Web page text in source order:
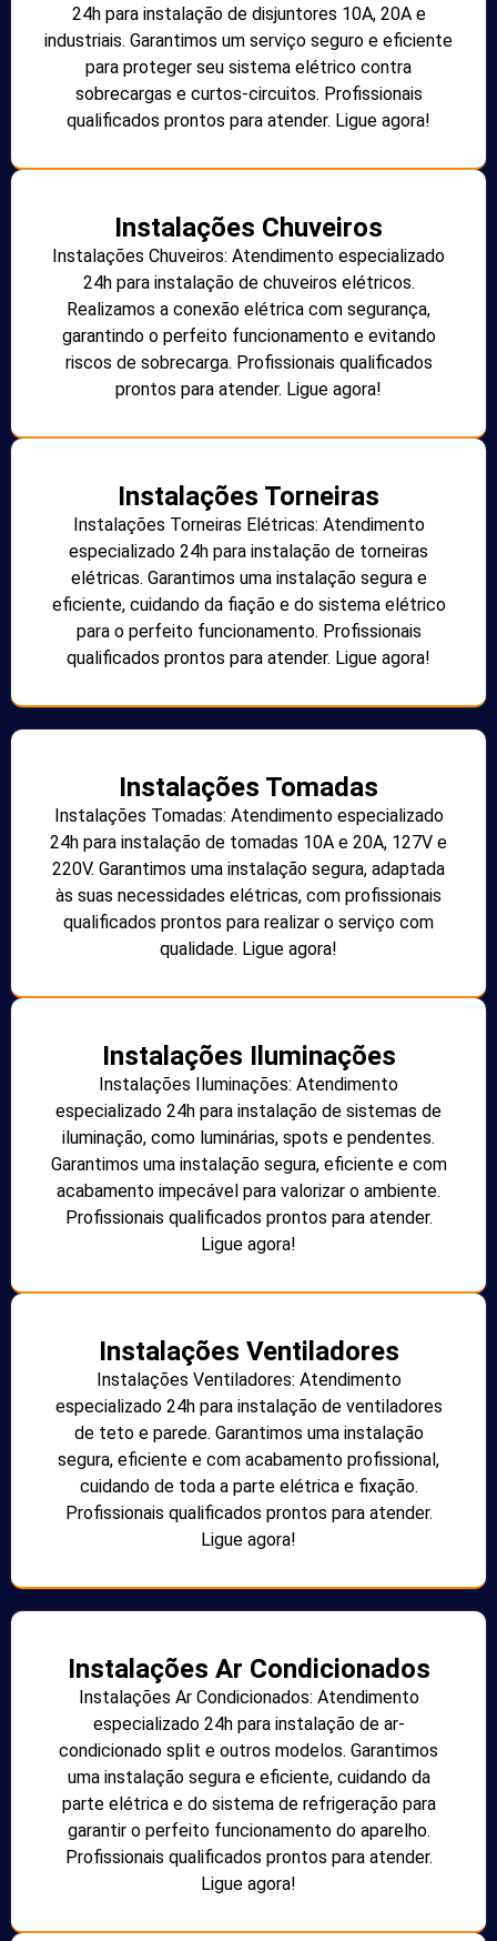
24h para instalação de disjuntores 10A, 20A e
industriais. Garantimos um serviço seguro e eficiente
para proteger seu sistema elétrico contra
sobrecargas e curtos-circuitos. Profissionais
qualificados prontos para atender. Ligue agora!
Instalações Chuveiros
Instalações Chuveiros: Atendimento especializado
24h para instalação de chuveiros elétricos.
Realizamos a conexão elétrica com segurança,
garantindo o perfeito funcionamento e evitando
riscos de sobrecarga. Profissionais qualificados
prontos para atender. Ligue agora!
Instalações Torneiras
Instalações Torneiras Elétricas: Atendimento
especializado 24h para instalação de torneiras
elétricas. Garantimos uma instalação segura e
eficiente, cuidando da fiação e do sistema elétrico
para o perfeito funcionamento. Profissionais
qualificados prontos para atender. Ligue agora!
Instalações Tomadas
Instalações Tomadas: Atendimento especializado
24h para instalação de tomadas 10A e 20A, 127V e
220V. Garantimos uma instalação segura, adaptada
às suas necessidades elétricas, com profissionais
qualificados prontos para realizar o serviço com
qualidade. Ligue agora!
Instalações Iluminações
Instalações Iluminações: Atendimento
especializado 24h para instalação de sistemas de
iluminação, como luminárias, spots e pendentes.
Garantimos uma instalação segura, eficiente e com
acabamento impecável para valorizar o ambiente.
Profissionais qualificados prontos para atender.
Ligue agora!
Instalações Ventiladores
Instalações Ventiladores: Atendimento
especializado 24h para instalação de ventiladores
de teto e parede. Garantimos uma instalação
segura, eficiente e com acabamento profissional,
cuidando de toda a parte elétrica e fixação.
Profissionais qualificados prontos para atender.
Ligue agora!
Instalações Ar Condicionados
Instalações Ar Condicionados: Atendimento
especializado 24h para instalação de ar-
condicionado split e outros modelos. Garantimos
uma instalação segura e eficiente, cuidando da
parte elétrica e do sistema de refrigeração para
garantir o perfeito funcionamento do aparelho.
Profissionais qualificados prontos para atender.
Ligue agora!